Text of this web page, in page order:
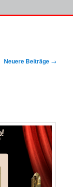
Neuere Beiträge →